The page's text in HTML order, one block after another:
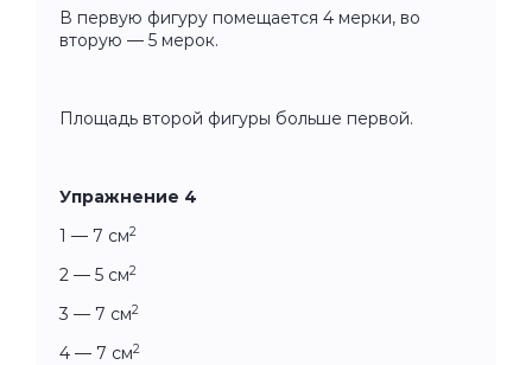
В первую фигуру помещается 4 мерки, во
вторую — 5 мерок.
Площадь второй фигуры больше первой.
Упражнение 4
1 — 7 см2
2 — 5 см2
3 — 7 см2
4 — 7 см2